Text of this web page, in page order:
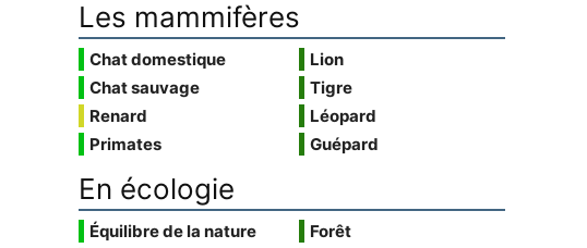
Les mammifères
Chat domestique
Chat sauvage
Renard
Primates
Lion
Tigre
Léopard
Guépard
En écologie
Équilibre de la nature
Forêt